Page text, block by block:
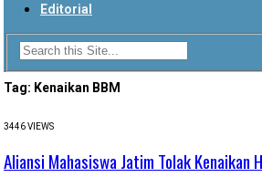
Editorial
Tag: Kenaikan BBM
3446 VIEWS
Aliansi Mahasiswa Jatim Tolak Kenaikan